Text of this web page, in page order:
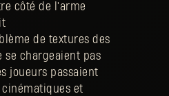
côté de l'arme
de textures des
se chargeaient pas
joueurs passaient
et